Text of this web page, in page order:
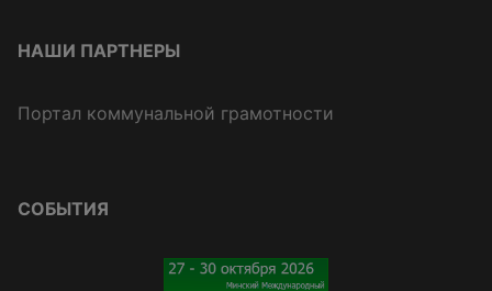
НАШИ ПАРТНЕРЫ
Портал коммунальной грамотности
СОБЫТИЯ